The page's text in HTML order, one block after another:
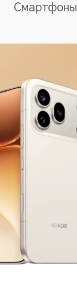
Смартфоны